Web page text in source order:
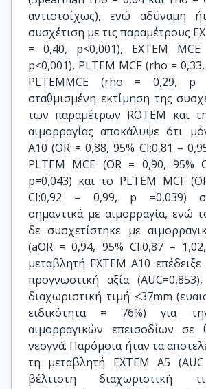
αντιστοίχως), ενώ αδύναμη
συσχέτιση με τις παραμέτρους
= 0,40, p<0,001), EXTEM
p<0,001), PLTEM MCF (rho =
PLTEMMCE (rho = 0,29,
σταθμισμένη εκτίμηση της
των παραμέτρων ROTEM και
αιμορραγίας αποκάλυψε ότι
A10 (OR = 0,88, 95% CI:0,81 –
PLTEM ΜCE (OR = 0,90, 95%
p=0,043) και το PLTEM MCF
CI:0,92 – 0,99, p =0,039)
σημαντικά με αιμορραγία, ενώ
δε συσχετίστηκε με
(aOR = 0,94, 95% CI:0,87 –
μεταβλητή EXTEM A10
προγνωστική αξία
διαχωριστική τιμή ≤37mm
ειδικότητα = 76%) για
αιμορραγικών επεισοδίων σε
νεογνά. Παρόμοια ήταν τα
τη μεταβλητή ΕΧΤΕΜ Α5
βέλτιστη διαχωριστική